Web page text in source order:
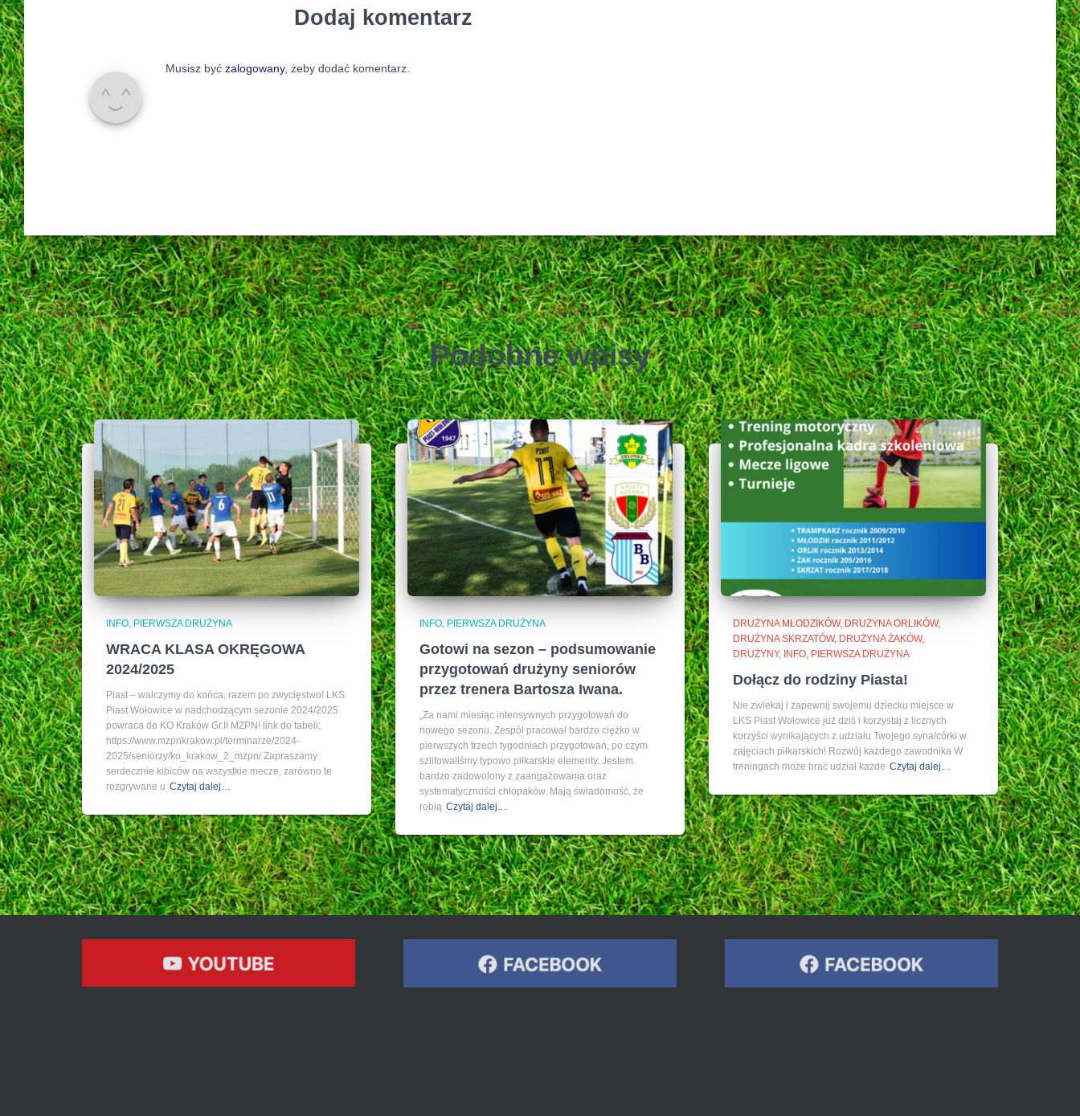
Dodaj komentarz
Musisz być zalogowany, żeby dodać komentarz.
Podobne wpisy
INFO PIERWSZA DRUŻYNA
WRACA KLASA OKRĘGOWA
2024/2025
Piast – walczymy do końca, razem po zwycięstwo! LKS
Piast Wołowice w nadchodzącym sezonie 2024/2025
powraca do KO Kraków Gr.II MZPN! link do tabeli:
https://www.mzpnkrakow.pl/terminarze/2024-
2025/seniorzy/ko_krakow_2_mzpn/ Zapraszamy
serdecznie kibiców na wszystkie mecze, zarówno te
rozgrywane u Czytaj dalej…
INFO PIERWSZA DRUŻYNA
Gotowi na sezon – podsumowanie
przygotowań drużyny seniorów
przez trenera Bartosza Iwana.
„Za nami miesiąc intensywnych przygotowań do
nowego sezonu. Zespół pracował bardzo ciężko w
pierwszych trzech tygodniach przygotowań, po czym
szlifowaliśmy typowo piłkarskie elementy. Jestem
bardzo zadowolony z zaangażowania oraz
systematyczności chłopaków. Mają świadomość, że
robią Czytaj dalej…
DRUŻYNA MŁODZIKÓW DRUŻYNA ORLIKÓW
DRUŻYNA SKRZATÓW DRUŻYNA ŻAKÓW
DRUŻYNY
INFO PIERWSZA DRUŻYNA
Dołącz do rodziny Piasta!
Nie zwlekaj i zapewnij swojemu dziecku miejsce w
LKS Piast Wołowice już dziś i korzystaj z licznych
korzyści wynikających z udziału Twojego syna/córki w
zajęciach piłkarskich! Rozwój każdego zawodnika W
treningach może brać udział każde Czytaj dalej…